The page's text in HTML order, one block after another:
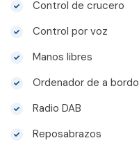
Control de crucero
Control por voz
Manos libres
Ordenador de a bordo
Radio DAB
Reposabrazos